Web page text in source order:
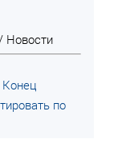
Новости
Конец
по